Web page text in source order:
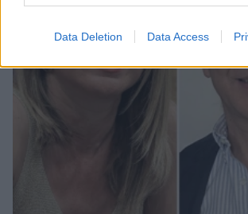
Data Deletion Data Access